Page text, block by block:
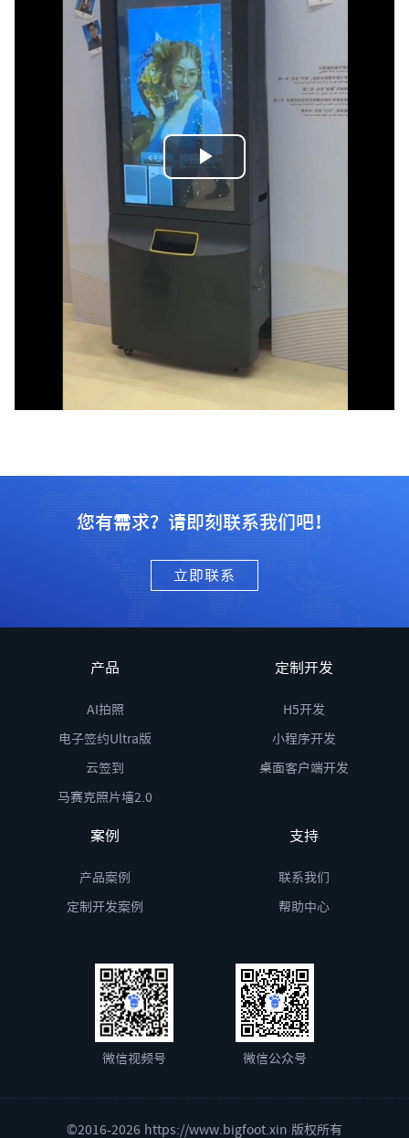
播
放
视
您有需求？请即刻联系我们吧！
立即联系
产品
AI拍照
电子签约Ultra版
云签到
马赛克照片墙2.0
定制开发
H5开发
小程序开发
桌面客户端开发
案例
产品案例
定制开发案例
支持
联系我们
帮助中心
微信视频号 微信公众号
©2016-2026 https://www.bigfoot.xin 版权所有